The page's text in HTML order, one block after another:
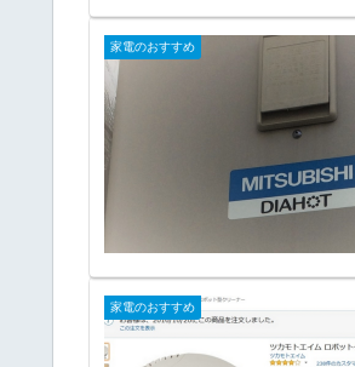
家電のおすすめ
家電のおすすめ